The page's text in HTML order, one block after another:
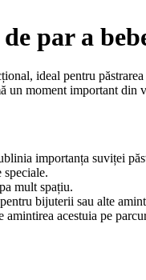
par a
ideal pentru
un moment important
importanța suviței
mult spațiu.
bijuterii sau alte
acestuia pe